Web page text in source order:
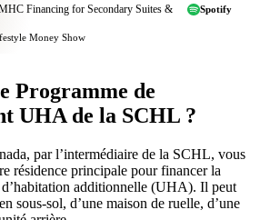
Financing for Secondary Suites &
Money Show
Spotify
Programme de
UHA de la SCHL ?
par l’intermédiaire de la SCHL, vous
résidence principale pour financer la
additionnelle (UHA). Il peut
sous-sol, d’une maison de ruelle, d’une